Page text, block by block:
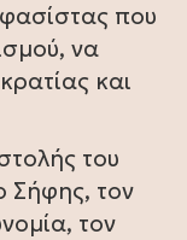
που
να
και
του
Σήφης, τον
τον